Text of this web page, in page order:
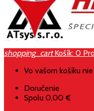
shopping_cart Košík: 0
Vo vašom košíku
Doručenie
Spolu 0,00 €